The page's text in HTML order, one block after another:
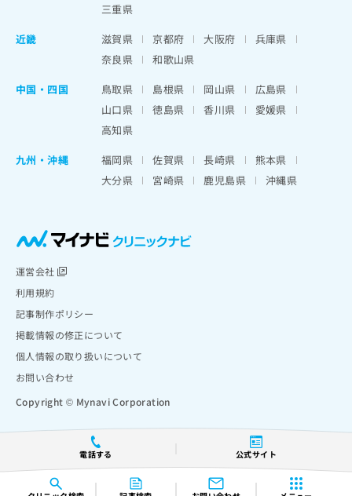
電話する 公式サイト
三重県
近畿
滋賀県 京都府 大阪府
兵庫県
奈良県
和歌山県
中国・四国
鳥取県 島根県 岡山県
広島県
山口県
徳島県 香川県
愛媛県
高知県
九州・沖縄
福岡県 佐賀県 長崎県
熊本県
大分県
宮崎県 鹿児島県 沖縄県
運営会社
利用規約
記事制作ポリシー
掲載情報の修正について
個人情報の取り扱いについて
お問い合わせ
Copyright © Mynavi Corporation